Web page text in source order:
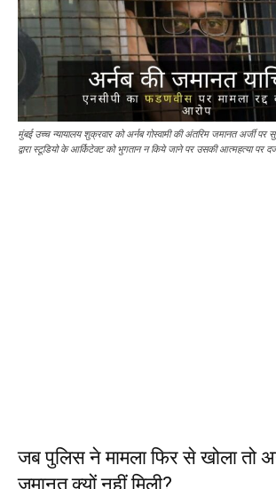
मुंबई उच्च न्यायालय शुक्रवार को अर्नब गोस्वामी की अंतरिम जमानत अर्जी पर
द्वारा स्टूडियो के आर्किटेक्ट को भुगतान न किये जाने पर उसकी आत्महत्या पर
जब पुलिस ने मामला फिर से खोला तो
जमानत क्यों नहीं मिली?